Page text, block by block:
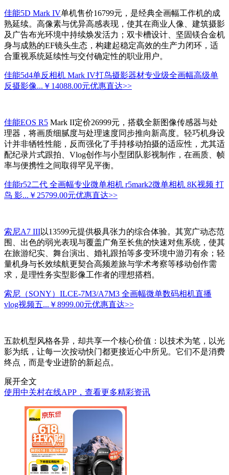
佳能5D Mark IV单机售价16799元，是经典全画幅工作机的成
熟延续。高像素与优异高感表现，使其在商业人像、建筑摄影
及广告布光环境中持续焕发活力；双卡槽设计、坚固镁合金机
身与成熟的EF镜头生态，构建起稳定高效的生产力闭环，适
合重视系统延续性与交付确定性的职业用户。
佳能5d4单反相机 Mark IV打鸟摄影器材专业级全画幅高级单
反摄影像... ￥14088.00元优惠直达>>
佳能EOS R5 Mark II定价26999元，搭载全新图像传感器与处
理器，将画质细腻度与处理速度同步推向新高度。轻巧机身设
计并非牺牲性能，反而强化了手持移动拍摄的适应性，尤其适
配纪录片式跟拍、Vlog创作与小型团队影视制作，在画质、帧
率与便携性之间取得罕见平衡。
佳能r52二代 全画幅专业微单相机 r5mark2微单相机 8K视频 打
鸟 影... ￥25799.00元优惠直达>>
索尼A7 III以13599元提供极具张力的综合体验。其宽广动态范
围、出色的弱光表现与覆盖广角至长焦的快速对焦系统，使其
在旅游纪实、舞台演出、婚礼跟拍等多变环境中游刃有余；轻
量机身与长效续航更契合高频差旅与学术考察等移动创作需
求，是理性务实型影像工作者的理想搭档。
索尼（SONY）ILCE-7M3/A7M3 全画幅微单数码相机直播
vlog视频五... ￥8999.00元优惠直达>>
五款机型风格各异，却共享一个核心价值：以技术为笔，以光
影为纸，让每一次按动快门都更接近心中所见。它们不是消费
终点，而是专业进阶的新起点。
展开全文
使用中关村在线APP，查看更多精彩资讯